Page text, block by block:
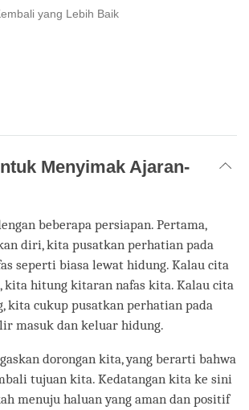
yang Lebih Baik
Menyimak Ajaran-
beberapa persiapan. Pertama,
diri, kita pusatkan perhatian pada
seperti biasa lewat hidung. Kalau cita
hitung kitaran nafas kita. Kalau cita
kita cukup pusatkan perhatian pada
masuk dan keluar hidung.
dorongan kita, yang berarti bahwa
tujuan kita. Kedatangan kita ke sini
menuju haluan yang aman dan positif